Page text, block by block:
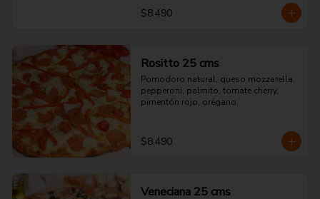
$8.490
Rositto 25 cms
Pomodoro natural, queso mozzarella,
pepperoni, palmito, tomate cherry,
pimentón rojo, orégano.
$8.490
Veneciana 25 cms